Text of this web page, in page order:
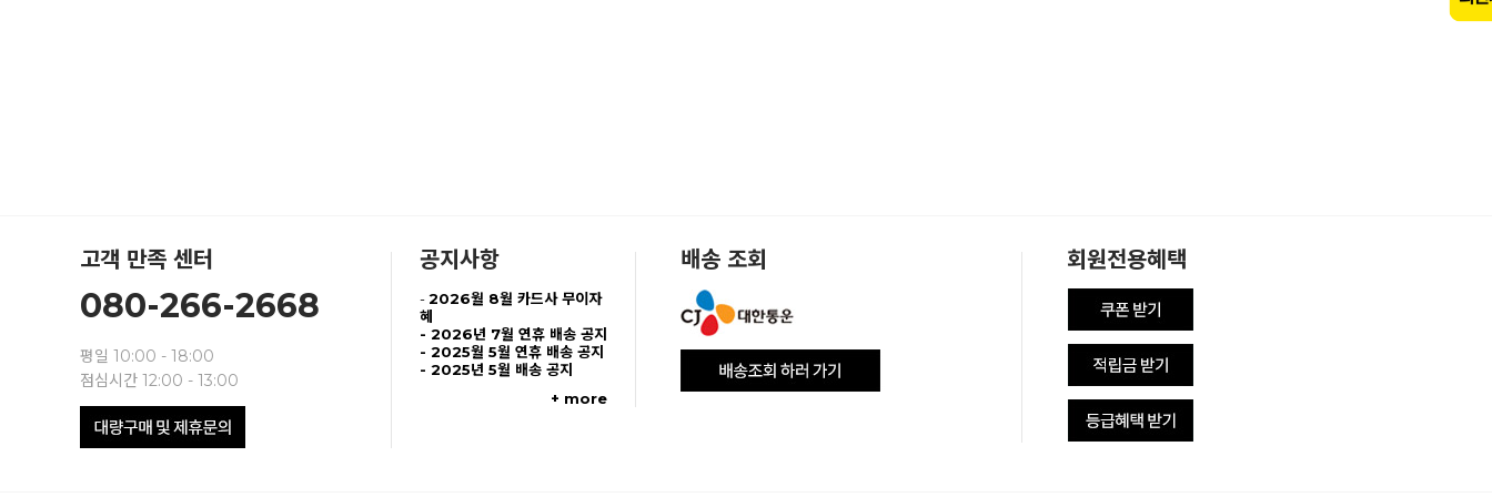
고객 만족 센터
080-266-2668
평일 10:00 - 18:00
점심시간 12:00 - 13:00
공지사항
-2026월 8월 카드사 무이자
혜
- 2026년 7월 연휴 배송 공지
- 2025월 5월 연휴 배송 공지
- 2025년 5월 배송 공지
+ more
배송 조회 회원전용혜택